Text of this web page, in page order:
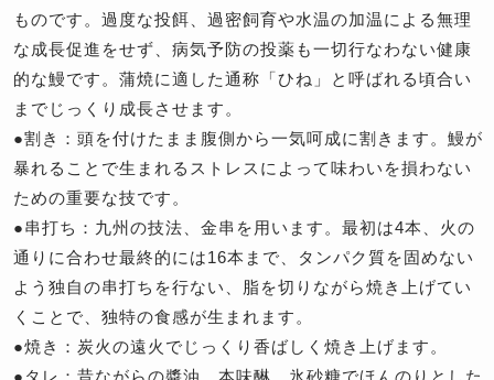
ものです。過度な投餌、過密飼育や水温の加温による無理
な成長促進をせず、病気予防の投薬も一切行なわない健康
的な鰻です。蒲焼に適した通称「ひね」と呼ばれる頃合い
までじっくり成長させます。
●割き：頭を付けたまま腹側から一気呵成に割きます。鰻が
暴れることで生まれるストレスによって味わいを損わない
ための重要な技です。
●串打ち：九州の技法、金串を用います。最初は4本、火の
通りに合わせ最終的には16本まで、タンパク質を固めない
よう独自の串打ちを行ない、脂を切りながら焼き上げてい
くことで、独特の食感が生まれます。
●焼き：炭火の遠火でじっくり香ばしく焼き上げます。
●タレ：昔ながらの醬油、本味醂、氷砂糖でほんのりとした